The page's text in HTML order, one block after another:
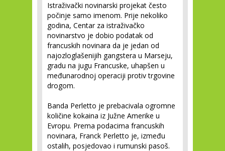
Istraživački novinarski projekat često
počinje samo imenom. Prije nekoliko
godina, Centar za istraživačko
novinarstvo je dobio podatak od
francuskih novinara da je jedan od
najozloglašenijih gangstera u Marseju,
gradu na jugu Francuske, uhapšen u
međunarodnoj operaciji protiv trgovine
drogom.
Banda Perletto je prebacivala ogromne
količine kokaina iz Južne Amerike u
Evropu. Prema podacima francuskih
novinara, Franck Perletto je, između
ostalih, posjedovao i rumunski pasoš.